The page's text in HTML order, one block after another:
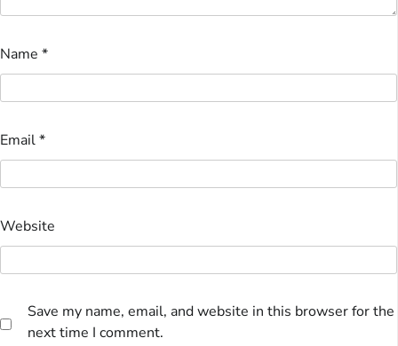
Name *
Email*
Website
Save my name, email, and website in this browser for the
next time I comment.